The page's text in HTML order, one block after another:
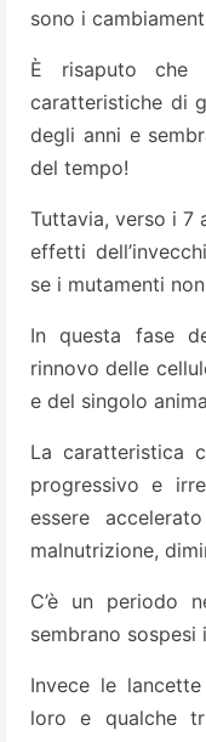
sono i
È risaputo
caratteristiche di
degli anni e
del tempo!
Tuttavia, verso i 7
effetti
se i mutamenti
In questa fase
rinnovo delle
e del singolo
La caratteristica
progressivo e
essere
malnutrizione,
C’è un periodo
sembrano
Invece le
loro e qualche